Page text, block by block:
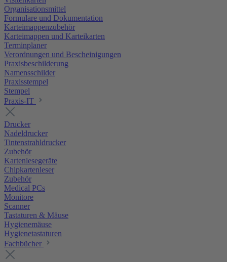
Organisationsmittel
Formulare und Dokumentation
Karteimappenzubehör
Karteimappen und Karteikarten
Terminplaner
Verordnungen und Bescheinigungen
Praxisbeschilderung
Namensschilder
Praxisstempel
Stempel
Praxis-IT
Drucker
Nadeldrucker
Tintenstrahldrucker
Zubehör
Kartenlesegeräte
Chipkartenleser
Zubehör
Medical PCs
Monitore
Scanner
Tastaturen & Mäuse
Hygienemäuse
Hygienetastaturen
Fachbücher